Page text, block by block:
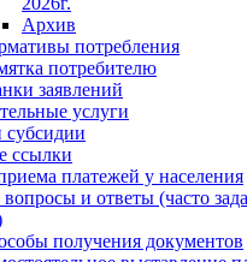
Архив
потребления
потребителю
заявлений
услуги
ссылки
платежей у населения
и ответы (часто
получения документов